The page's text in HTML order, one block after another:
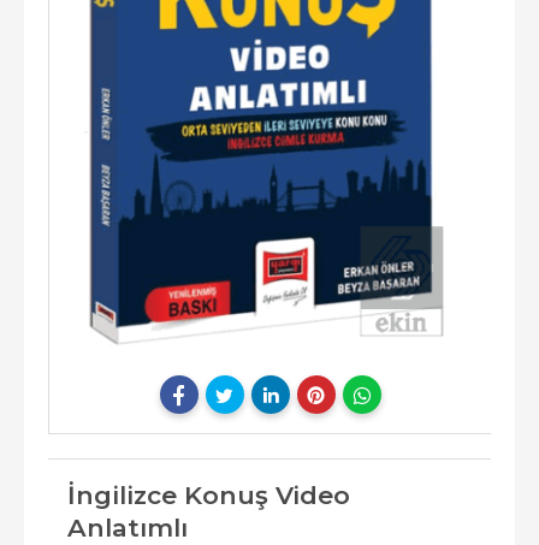
İngilizce Konuş Video
Anlatımlı